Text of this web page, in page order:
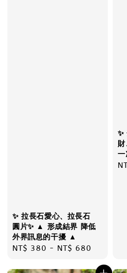
✨ 拉長石愛心、拉長石
圓片✨ ▲ 形成結界 降低
外界訊息的干擾 ▲
Regular
NT$ 380 - NT$ 680